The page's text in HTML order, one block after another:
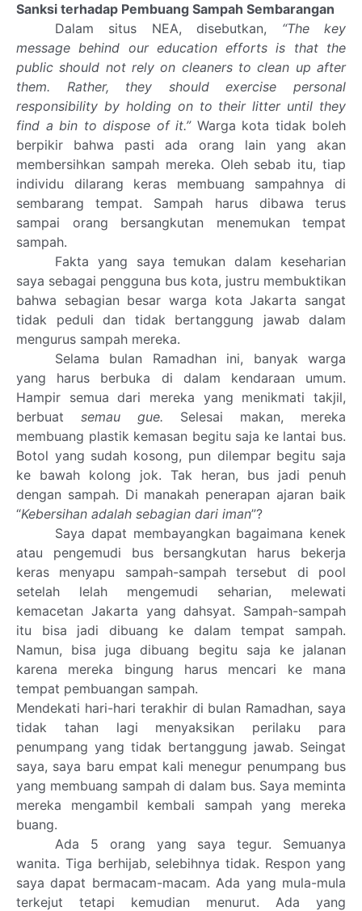
Sanksi terhadap Pembuang Sampah Sembarangan
Dalam situs NEA, disebutkan, “The key
message behind our education efforts is that the
public should not rely on cleaners to clean up after
them. Rather, they should exercise personal
responsibility by holding on to their litter until they
find a bin to dispose of it.” Warga kota tidak boleh
berpikir bahwa pasti ada orang lain yang akan
membersihkan sampah mereka. Oleh sebab itu, tiap
individu dilarang keras membuang sampahnya di
sembarang tempat. Sampah harus dibawa terus
sampai orang bersangkutan menemukan tempat
sampah.
Fakta yang saya temukan dalam keseharian
saya sebagai pengguna bus kota, justru membuktikan
bahwa sebagian besar warga kota Jakarta sangat
tidak peduli dan tidak bertanggung jawab dalam
mengurus sampah mereka.
Selama bulan Ramadhan ini, banyak warga
yang harus berbuka di dalam kendaraan umum.
Hampir semua dari mereka yang menikmati takjil,
berbuat semau gue. Selesai makan, mereka
membuang plastik kemasan begitu saja ke lantai bus.
Botol yang sudah kosong, pun dilempar begitu saja
ke bawah kolong jok. Tak heran, bus jadi penuh
dengan sampah. Di manakah penerapan ajaran baik
“Kebersihan adalah sebagian dari iman”?
Saya dapat membayangkan bagaimana kenek
atau pengemudi bus bersangkutan harus bekerja
keras menyapu sampah-sampah tersebut di pool
setelah lelah mengemudi seharian, melewati
kemacetan Jakarta yang dahsyat. Sampah-sampah
itu bisa jadi dibuang ke dalam tempat sampah.
Namun, bisa juga dibuang begitu saja ke jalanan
karena mereka bingung harus mencari ke mana
tempat pembuangan sampah.
Mendekati hari-hari terakhir di bulan Ramadhan, saya
tidak tahan lagi menyaksikan perilaku para
penumpang yang tidak bertanggung jawab. Seingat
saya, saya baru empat kali menegur penumpang bus
yang membuang sampah di dalam bus. Saya meminta
mereka mengambil kembali sampah yang mereka
buang.
Ada 5 orang yang saya tegur. Semuanya
wanita. Tiga berhijab, selebihnya tidak. Respon yang
saya dapat bermacam-macam. Ada yang mula-mula
terkejut tetapi kemudian menurut. Ada yang